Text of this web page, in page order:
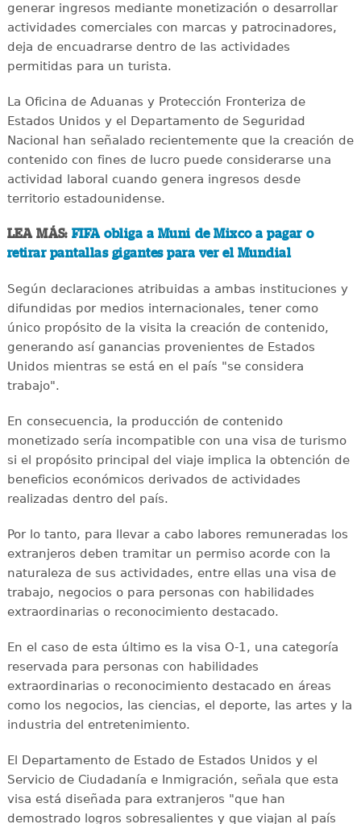
generar ingresos mediante monetización o desarrollar
actividades comerciales con marcas y patrocinadores,
deja de encuadrarse dentro de las actividades
permitidas para un turista.
La Oficina de Aduanas y Protección Fronteriza de
Estados Unidos y el Departamento de Seguridad
Nacional han señalado recientemente que la creación de
contenido con fines de lucro puede considerarse una
actividad laboral cuando genera ingresos desde
territorio estadounidense.
LEA MÁS: FIFA obliga a Muni de Mixco a pagar o
retirar pantallas gigantes para ver el Mundial
Según declaraciones atribuidas a ambas instituciones y
difundidas por medios internacionales, tener como
único propósito de la visita la creación de contenido,
generando así ganancias provenientes de Estados
Unidos mientras se está en el país "se considera
trabajo".
En consecuencia, la producción de contenido
monetizado sería incompatible con una visa de turismo
si el propósito principal del viaje implica la obtención de
beneficios económicos derivados de actividades
realizadas dentro del país.
Por lo tanto, para llevar a cabo labores remuneradas los
extranjeros deben tramitar un permiso acorde con la
naturaleza de sus actividades, entre ellas una visa de
trabajo, negocios o para personas con habilidades
extraordinarias o reconocimiento destacado.
En el caso de esta último es la visa O-1, una categoría
reservada para personas con habilidades
extraordinarias o reconocimiento destacado en áreas
como los negocios, las ciencias, el deporte, las artes y la
industria del entretenimiento.
El Departamento de Estado de Estados Unidos y el
Servicio de Ciudadanía e Inmigración, señala que esta
visa está diseñada para extranjeros "que han
demostrado logros sobresalientes y que viajan al país